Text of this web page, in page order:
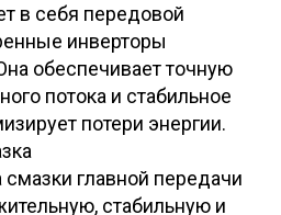
в себя передовой
инверторы
обеспечивает точную
потока и стабильное
потери энергии.
главной передачи
стабильную и